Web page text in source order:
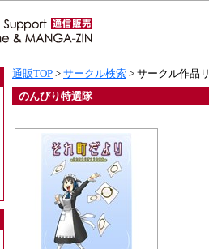
通販TOP > サークル検索 > サークル作品
のんびり特選隊